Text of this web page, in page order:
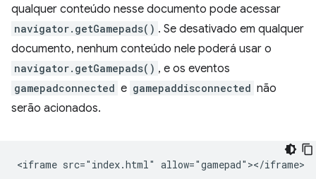
qualquer conteúdo nesse documento pode acessar
navigator.getGamepads() . Se desativado em qualquer
documento, nenhum conteúdo nele poderá usar o
navigator.getGamepads() , e os eventos
gamepadconnected e gamepaddisconnected não
serão acionados.